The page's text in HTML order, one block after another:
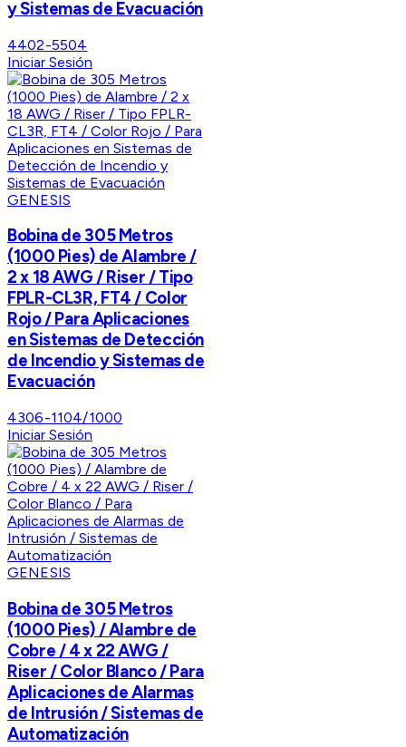
y Sistemas de Evacuación
4402-5504
Iniciar Sesión
GENESIS
Bobina de 305 Metros
(1000 Pies) de Alambre /
2 x 18 AWG / Riser / Tipo
FPLR-CL3R, FT4 / Color
Rojo / Para Aplicaciones
en Sistemas de Detección
de Incendio y Sistemas de
Evacuación
4306-1104/1000
Iniciar Sesión
GENESIS
Bobina de 305 Metros
(1000 Pies) / Alambre de
Cobre / 4 x 22 AWG /
Riser / Color Blanco / Para
Aplicaciones de Alarmas
de Intrusión / Sistemas de
Automatización